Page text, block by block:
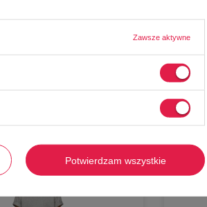
Zawsze aktywne
Potwierdzam wszystkie